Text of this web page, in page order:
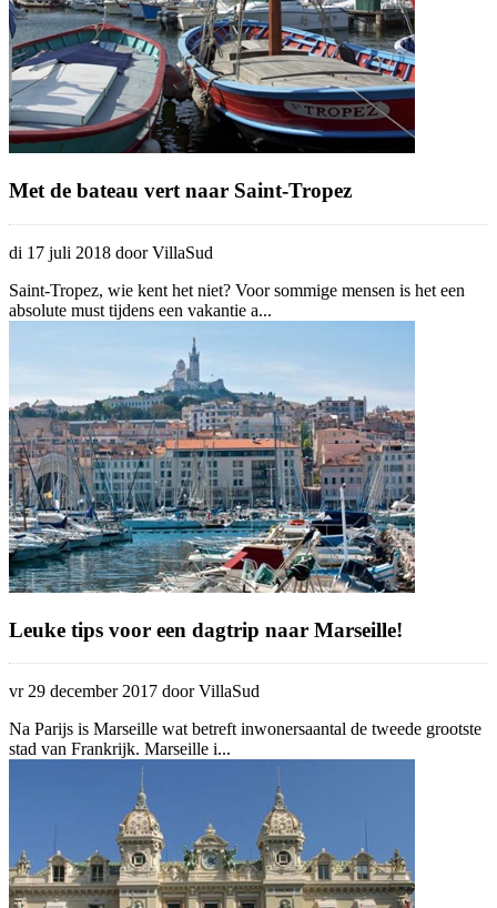
Met de bateau vert naar Saint-Tropez
di 17 juli 2018 door VillaSud
Saint-Tropez, wie kent het niet? Voor sommige mensen is het een
absolute must tijdens een vakantie a...
Leuke tips voor een dagtrip naar Marseille!
vr 29 december 2017 door VillaSud
Na Parijs is Marseille wat betreft inwonersaantal de tweede grootste
stad van Frankrijk. Marseille i...